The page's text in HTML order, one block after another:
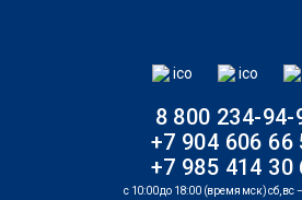
8 800 234-94-
+7 904 606 66
+7 985 414 30
с 10:00 до 18:00 (время мск) сб, вс